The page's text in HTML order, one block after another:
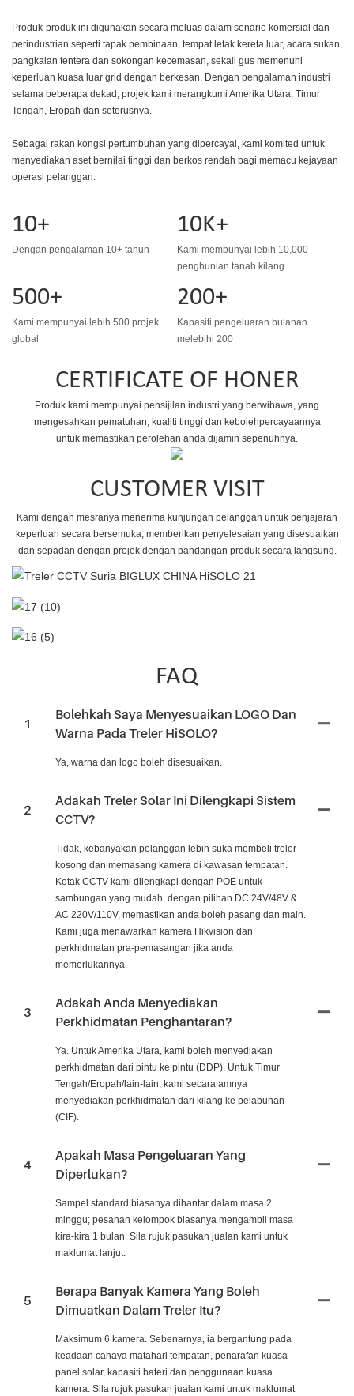
Produk-produk ini digunakan secara meluas dalam senario komersial dan
perindustrian seperti tapak pembinaan, tempat letak kereta luar, acara sukan,
pangkalan tentera dan sokongan kecemasan, sekali gus memenuhi
keperluan kuasa luar grid dengan berkesan. Dengan pengalaman industri
selama beberapa dekad, projek kami merangkumi Amerika Utara, Timur
Tengah, Eropah dan seterusnya.
Sebagai rakan kongsi pertumbuhan yang dipercayai, kami komited untuk
menyediakan aset bernilai tinggi dan berkos rendah bagi memacu kejayaan
operasi pelanggan.
10+
Dengan pengalaman 10+ tahun
10K+
Kami mempunyai lebih 10,000
penghunian tanah kilang
500+
Kami mempunyai lebih 500 projek
global
200+
Kapasiti pengeluaran bulanan
melebihi 200
CERTIFICATE OF HONER
Produk kami mempunyai pensijilan industri yang berwibawa, yang
mengesahkan pematuhan, kualiti tinggi dan kebolehpercayaannya
untuk memastikan perolehan anda dijamin sepenuhnya.
CUSTOMER VISIT
Kami dengan mesranya menerima kunjungan pelanggan untuk penjajaran
keperluan secara bersemuka, memberikan penyelesaian yang disesuaikan
dan sepadan dengan projek dengan pandangan produk secara langsung.
FAQ
1
Bolehkah Saya Menyesuaikan LOGO Dan
Warna Pada Treler HiSOLO?
Ya, warna dan logo boleh disesuaikan.
2
Adakah Treler Solar Ini Dilengkapi Sistem
CCTV?
Tidak, kebanyakan pelanggan lebih suka membeli treler
kosong dan memasang kamera di kawasan tempatan.
Kotak CCTV kami dilengkapi dengan POE untuk
sambungan yang mudah, dengan pilihan DC 24V/48V &
AC 220V/110V, memastikan anda boleh pasang dan main.
Kami juga menawarkan kamera Hikvision dan
perkhidmatan pra-pemasangan jika anda
memerlukannya.
3
Adakah Anda Menyediakan
Perkhidmatan Penghantaran?
Ya. Untuk Amerika Utara, kami boleh menyediakan
perkhidmatan dari pintu ke pintu (DDP). Untuk Timur
Tengah/Eropah/lain-lain, kami secara amnya
menyediakan perkhidmatan dari kilang ke pelabuhan
(CIF).
4
Apakah Masa Pengeluaran Yang
Diperlukan?
Sampel standard biasanya dihantar dalam masa 2
minggu; pesanan kelompok biasanya mengambil masa
kira-kira 1 bulan. Sila rujuk pasukan jualan kami untuk
maklumat lanjut.
5
Berapa Banyak Kamera Yang Boleh
Dimuatkan Dalam Treler Itu?
Maksimum 6 kamera. Sebenarnya, ia bergantung pada
keadaan cahaya matahari tempatan, penarafan kuasa
panel solar, kapasiti bateri dan penggunaan kuasa
kamera. Sila rujuk pasukan jualan kami untuk maklumat